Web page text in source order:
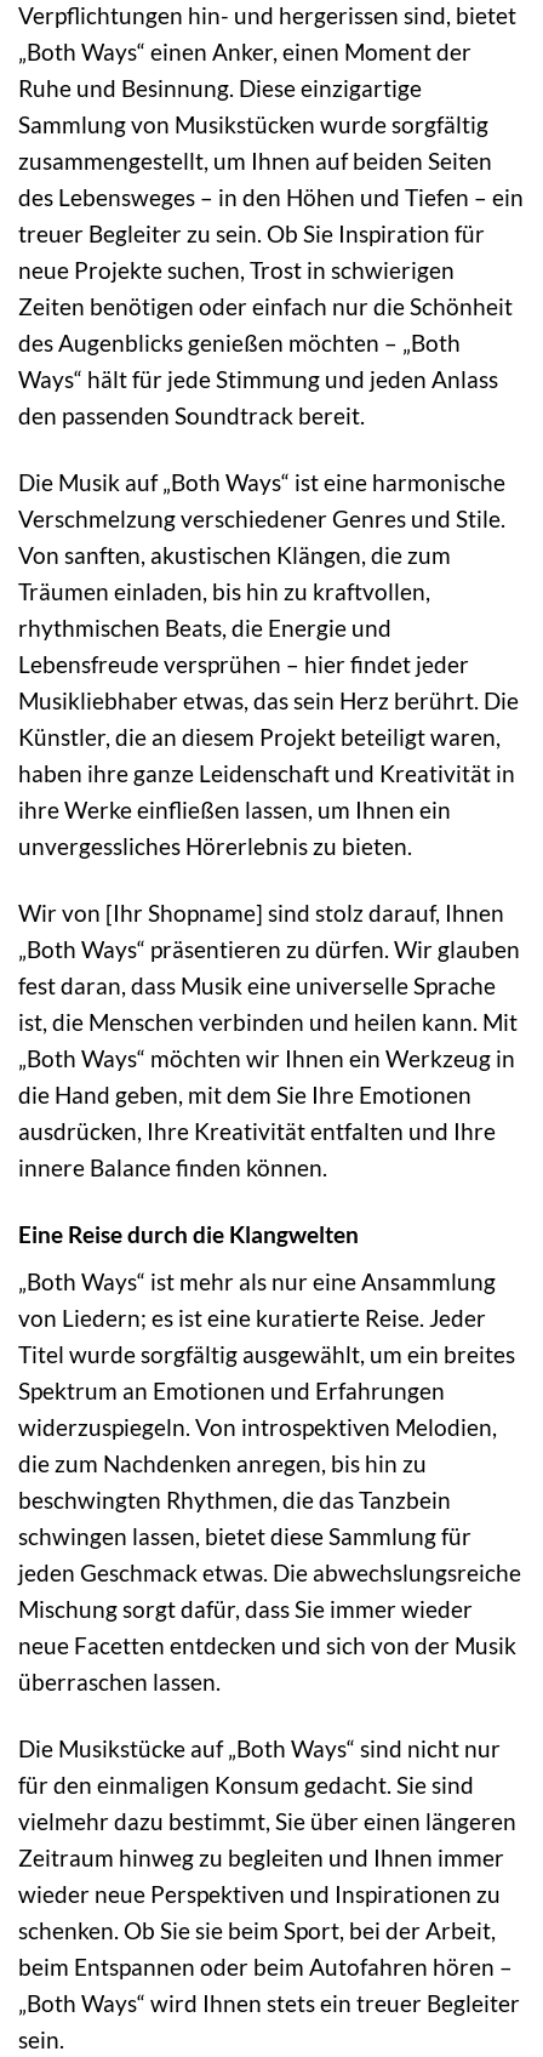
Verpflichtungen hin- und hergerissen sind, bietet
„Both Ways“ einen Anker, einen Moment der
Ruhe und Besinnung. Diese einzigartige
Sammlung von Musikstücken wurde sorgfältig
zusammengestellt, um Ihnen auf beiden Seiten
des Lebensweges – in den Höhen und Tiefen – ein
treuer Begleiter zu sein. Ob Sie Inspiration für
neue Projekte suchen, Trost in schwierigen
Zeiten benötigen oder einfach nur die Schönheit
des Augenblicks genießen möchten – „Both
Ways“ hält für jede Stimmung und jeden Anlass
den passenden Soundtrack bereit.
Die Musik auf „Both Ways“ ist eine harmonische
Verschmelzung verschiedener Genres und Stile.
Von sanften, akustischen Klängen, die zum
Träumen einladen, bis hin zu kraftvollen,
rhythmischen Beats, die Energie und
Lebensfreude versprühen – hier findet jeder
Musikliebhaber etwas, das sein Herz berührt. Die
Künstler, die an diesem Projekt beteiligt waren,
haben ihre ganze Leidenschaft und Kreativität in
ihre Werke einfließen lassen, um Ihnen ein
unvergessliches Hörerlebnis zu bieten.
Wir von [Ihr Shopname] sind stolz darauf, Ihnen
„Both Ways“ präsentieren zu dürfen. Wir glauben
fest daran, dass Musik eine universelle Sprache
ist, die Menschen verbinden und heilen kann. Mit
„Both Ways“ möchten wir Ihnen ein Werkzeug in
die Hand geben, mit dem Sie Ihre Emotionen
ausdrücken, Ihre Kreativität entfalten und Ihre
innere Balance finden können.
Eine Reise durch die Klangwelten
„Both Ways“ ist mehr als nur eine Ansammlung
von Liedern; es ist eine kuratierte Reise. Jeder
Titel wurde sorgfältig ausgewählt, um ein breites
Spektrum an Emotionen und Erfahrungen
widerzuspiegeln. Von introspektiven Melodien,
die zum Nachdenken anregen, bis hin zu
beschwingten Rhythmen, die das Tanzbein
schwingen lassen, bietet diese Sammlung für
jeden Geschmack etwas. Die abwechslungsreiche
Mischung sorgt dafür, dass Sie immer wieder
neue Facetten entdecken und sich von der Musik
überraschen lassen.
Die Musikstücke auf „Both Ways“ sind nicht nur
für den einmaligen Konsum gedacht. Sie sind
vielmehr dazu bestimmt, Sie über einen längeren
Zeitraum hinweg zu begleiten und Ihnen immer
wieder neue Perspektiven und Inspirationen zu
schenken. Ob Sie sie beim Sport, bei der Arbeit,
beim Entspannen oder beim Autofahren hören –
„Both Ways“ wird Ihnen stets ein treuer Begleiter
sein.